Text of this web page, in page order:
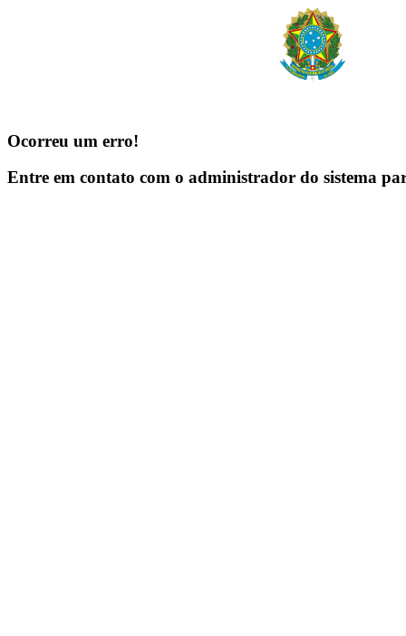
Ocorreu um erro!
Entre em contato com o administrador do sistema